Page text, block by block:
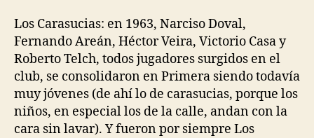
Los Carasucias: en 1963, Narciso Doval,
Fernando Areán, Héctor Veira, Victorio Casa y
Roberto Telch, todos jugadores surgidos en el
club, se consolidaron en Primera siendo todavía
muy jóvenes (de ahí lo de carasucias, porque los
niños, en especial los de la calle, andan con la
cara sin lavar). Y fueron por siempre Los